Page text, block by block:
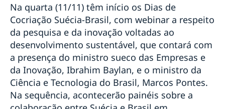
produtividade?
Webinar COVID-19
Webinar Permissão de Residência
Webinar Pré-Embarque Novos Estudantes na Suécia
2020
Webinar Saúde Mental em Tempos de Coronavírus
Mostra de Cinema Sueco Contemporâneo em São
Paulo
Festival Sustentabilidade de Cinema Nórdico em
Na quarta (11/11) têm início os Dias de
Cocriação Suécia-Brasil, com webinar a respeito
da pesquisa e da inovação voltadas ao
desenvolvimento sustentável, que contará com
a presença do ministro sueco das Empresas e
da Inovação, Ibrahim Baylan, e o ministro da
Ciência e Tecnologia do Brasil, Marcos Pontes.
Na sequência, acontecerão painéis sobre a